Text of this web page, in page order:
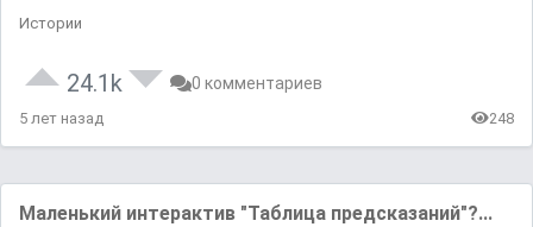
Истории
24.1k 0 комментариев
5 лет назад 248
Маленький интерактив "Таблица предсказаний"?...